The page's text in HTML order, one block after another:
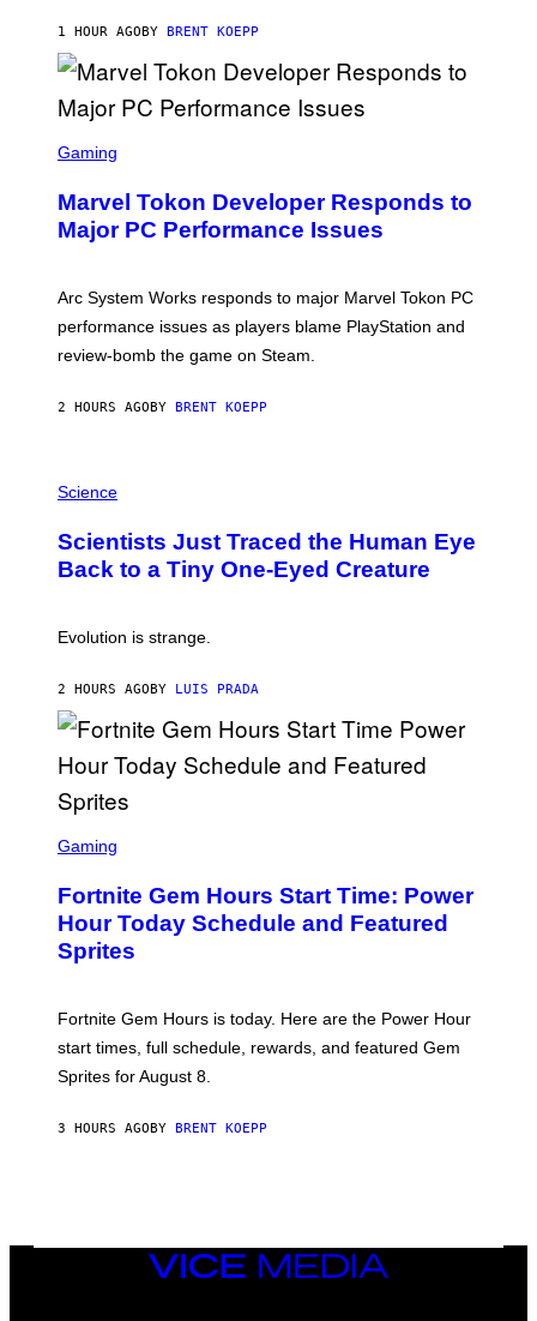
S
A
G
A
E
1 HOUR AGOBY BRENT KOEPP
C
E
N
S
T
P
A
S
O
S
T
E
Gaming
Marvel Tokon Developer Responds to
Major PC Performance Issues
Arc System Works responds to major Marvel Tokon PC
performance issues as players blame PlayStation and
review-bomb the game on Steam.
2 HOURS AGOBY BRENT KOEPP
H
O
:
C
I
G
S
G
E
T
T
I
A
G
E
Science
Scientists Just Traced the Human Eye
Back to a Tiny One-Eyed Creature
Evolution is strange.
2 HOURS AGOBY LUIS PRADA
C
E
N
S
H
E
I
C
M
Gaming
Fortnite Gem Hours Start Time: Power
Hour Today Schedule and Featured
Sprites
Fortnite Gem Hours is today. Here are the Power Hour
start times, full schedule, rewards, and featured Gem
Sprites for August 8.
3 HOURS AGOBY BRENT KOEPP
VICE